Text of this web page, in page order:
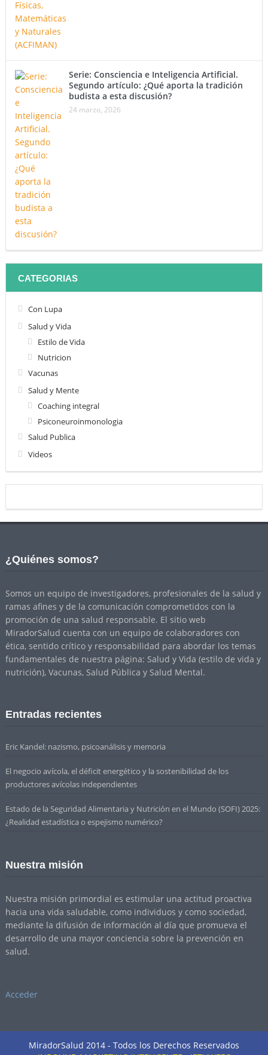
Serie: Consciencia e Inteligencia Artificial.
Segundo artículo: ¿Qué aporta la tradición
budista a esta discusión?
24 marzo, 2026
CATEGORIAS
Con Lupa
Salud y Vida
Estilo de Vida
Nutricion
Vacunas
Salud y Mente
Coaching integral
Psiconeuroinmonologia
Salud Publica
Videos
¿Quiénes somos?
Somos un equipo de investigadores, profesionales de la salud y
ramas afines y de la comunicación comprometidos con la
promoción de una salud responsable. El sitio web
MiradorSalud cuenta con un equipo de colaboradores con
ética, sentido crítico y responsabilidad para abordar los temas
fundamentales de nuestra página: Salud y Vida (estilo de vida y
nutrición), Vacunas, Salud Pública y Salud Mental.
Entradas recientes
Eric Kandel: nazismo, psicoanálisis y memoria
El negocio avícola, el déficit energético y la sostenibilidad de los
productores avícolas independientes
Estado de la Seguridad Alimentaria y Nutrición en el Mundo (SOFI) 2025:
¿Realidad estadística o espejismo numérico?
Nuestra misión
Nuestra misión primordial es estimular una actitud proactiva
hacia una vida saludable, como individuos y como sociedad,
mediante la difusión de información al día que promueva el
desarrollo de una mayor conciencia sobre la prevención en
salud.
Acceder
MiradorSalud 2014 - Todos los Derechos Reservados